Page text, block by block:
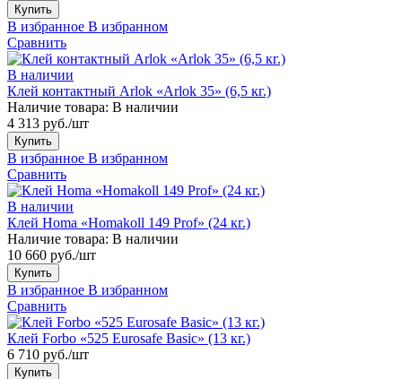
Купить
В избранное В избранном
Сравнить
В наличии
Клей контактный Arlok «Arlok 35» (6,5 кг.)
Наличие товара: В наличии
4 313 руб./шт
Купить
В избранное В избранном
Сравнить
В наличии
Клей Homa «Homakoll 149 Prof» (24 кг.)
Наличие товара: В наличии
10 660 руб./шт
Купить
В избранное В избранном
Сравнить
Клей Forbo «525 Eurosafe Basic» (13 кг.)
6 710 руб./шт
Купить